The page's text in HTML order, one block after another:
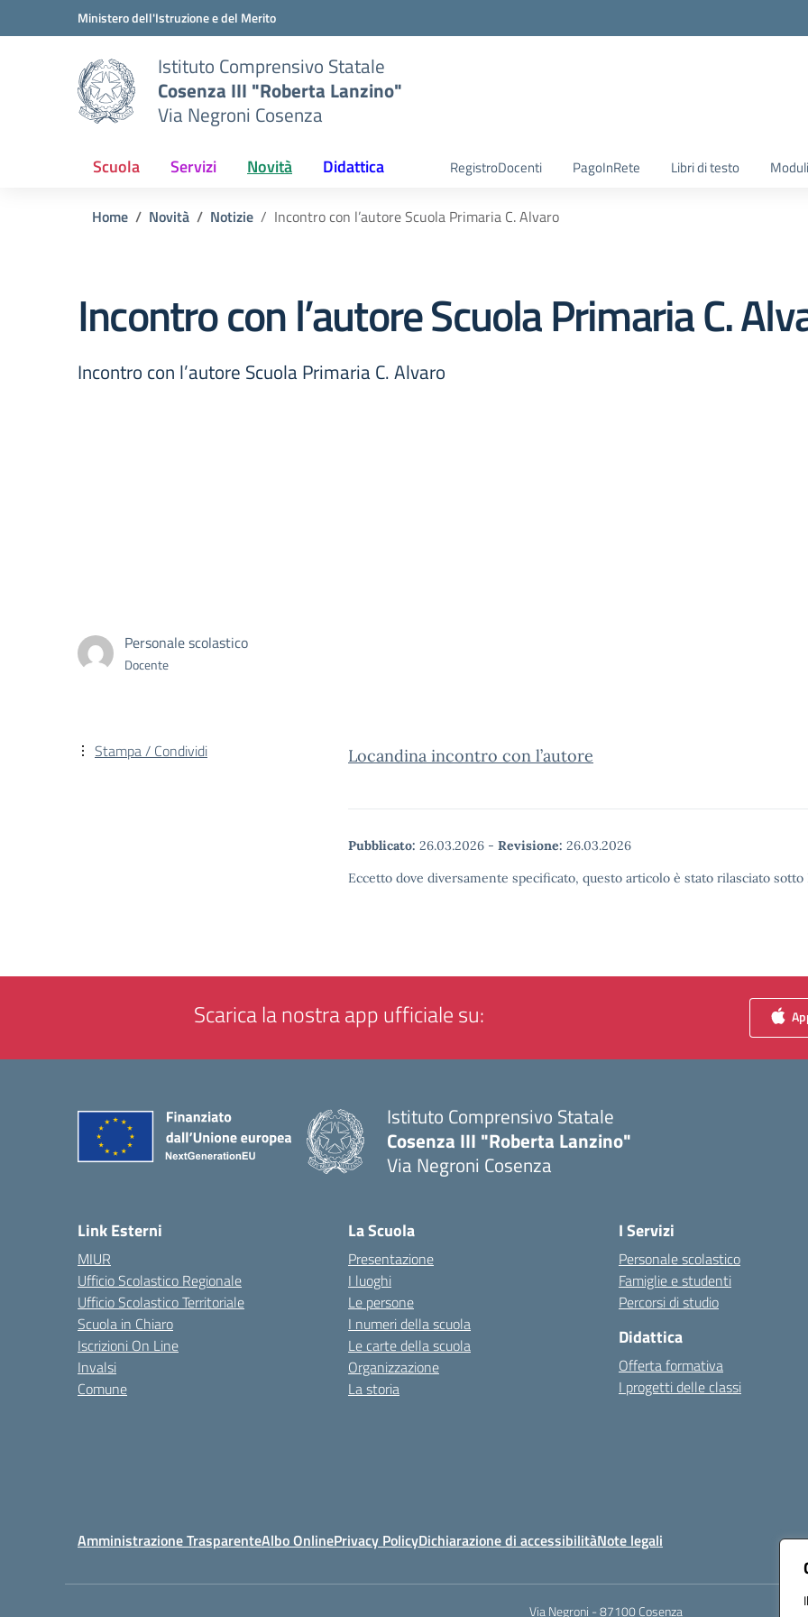
Vai ai contenuti
Vai al menu di navigazioneMinistero dell'Istruzione e del Merito
Istituto Comprensivo Statale
Cosenza III "Roberta Lanzino"
Via Negroni Cosenza
Scuola Servizi Novità Didattica RegistroDocenti PagoInRete Libri di testo
Home Novità Notizie Incontro con l’autore Scuola Primaria C. Alvaro
Incontro con l’autore Scuola Primaria C.
Incontro con l’autore Scuola Primaria C. Alvaro
Personale scolastico
Docente
Locandina incontro con l’autore
Pubblicato: 26.03.2026 - Revisione: 26.03.2026
Eccetto dove diversamente specificato, questo articolo è stato rilasciato
Stampa / Condividi
Scarica la nostra app ufficiale su:
Istituto Comprensivo Statale
Cosenza III "Roberta Lanzino"
Via Negroni Cosenza
Link Esterni
MIUR
Ufficio Scolastico Regionale
Ufficio Scolastico Territoriale
Scuola in Chiaro
Iscrizioni On Line
Invalsi
Comune
La Scuola
Presentazione
I luoghi
Le persone
I numeri della scuola
Le carte della scuola
Organizzazione
La storia
I Servizi
Personale scolastico
Famiglie e studenti
Percorsi di studio
Didattica
Offerta formativa
I progetti delle classi
Amministrazione TrasparenteAlbo OnlinePrivacy PolicyDichiarazione di accessibilitàNote legali
Via Negroni - 87100 Cosenza